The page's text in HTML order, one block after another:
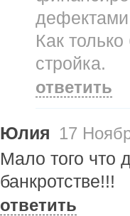
дефектами
Как
стройка.
ответить
Юлия 17
Мало того что
банкротстве!!!
ответить